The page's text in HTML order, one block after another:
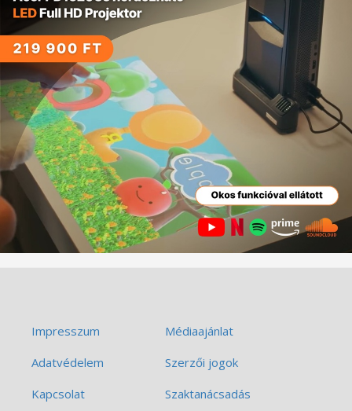
Impresszum
Médiaajánlat
Adatvédelem
Szerzői jogok
Kapcsolat
Szaktanácsadás